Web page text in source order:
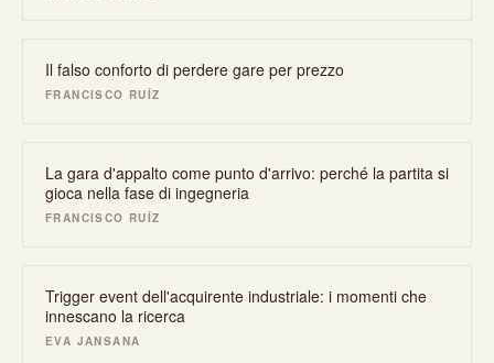
Il falso conforto di perdere gare per prezzo
FRANCISCO RUÍZ
La gara d'appalto come punto d'arrivo: perché la partita si
gioca nella fase di ingegneria
FRANCISCO RUÍZ
Trigger event dell'acquirente industriale: i momenti che
innescano la ricerca
EVA JANSANA